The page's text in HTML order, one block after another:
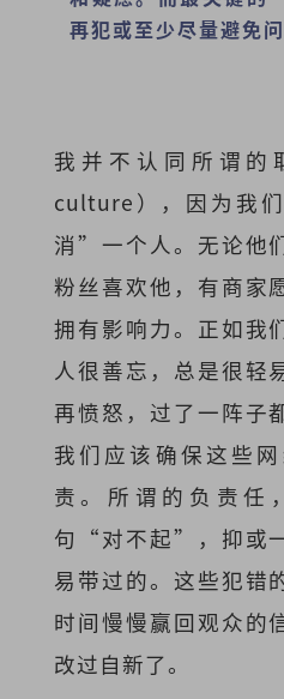
再犯或至少尽量避免问
我并不认同所谓的
culture），因为我
消”一个人。无论他
粉丝喜欢他，有商家
拥有影响力。正如我
人很善忘，总是很轻
再愤怒，过了一阵子
我们应该确保这些
责。所谓的负责任
句“对不起”，抑或
易带过的。这些犯错
时间慢慢赢回观众的
改过自新了。